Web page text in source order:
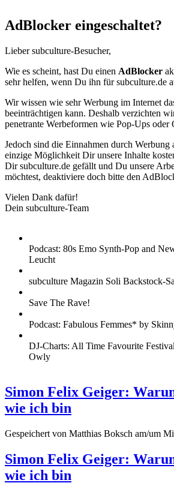
AdBlocker eingeschaltet?
Lieber subculture-Besucher,
Wie es scheint, hast Du einen AdBlocker
sehr helfen, wenn Du ihn für subculture.de
Wir wissen wie sehr Werbung im Internet
beeinträchtigen kann. Deshalb verzichten
penetrante Werbeformen wie Pop-Ups oder
Jedoch sind die Einnahmen durch Werbung
einzige Möglichkeit Dir unsere Inhalte
Dir subculture.de gefällt und Du unsere
möchtest, deaktiviere doch bitte den
Vielen Dank dafür!
Dein subculture-Team
Podcast: 80s Emo Synth-Pop and
Leucht
subculture Magazin Soli Backstock-
Save The Rave!
Podcast: Fabulous Femmes* by
DJ-Charts: All Time Favourite
Owly
Simon Felix Geiger:
wie ich bin
Gespeichert von Matthias Boksch am/um
Simon Felix Geiger:
wie ich bin